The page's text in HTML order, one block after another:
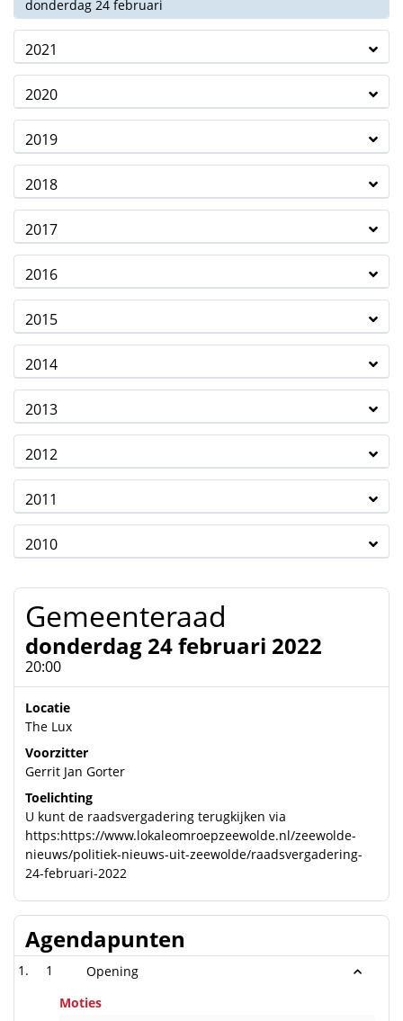
donderdag 24 februari
2021
2020
2019
2018
2017
2016
2015
2014
2013
2012
2011
2010
Gemeenteraad
donderdag 24 februari 2022
20:00
Locatie
The Lux
Voorzitter
Gerrit Jan Gorter
Toelichting
U kunt de raadsvergadering terugkijken via
https:https://www.lokaleomroepzeewolde.nl/zeewolde-
nieuws/politiek-nieuws-uit-zeewolde/raadsvergadering-
24-februari-2022
Agendapunten
1
Opening
Moties